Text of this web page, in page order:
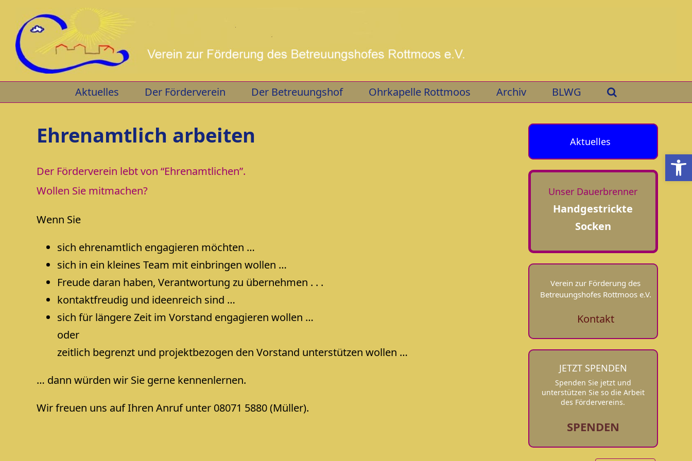
content
Aktuelles Der Förderverein Der Betreuungshof Ohrkapelle Rottmoos Archiv BLWG
Ehrenamtlich arbeiten
Der Förderverein lebt von “Ehrenamtlichen”.
Wollen Sie mitmachen?
Wenn Sie
sich ehrenamtlich engagieren möchten …
sich in ein kleines Team mit einbringen wollen …
Freude daran haben, Verantwortung zu übernehmen . . .
kontaktfreudig und ideenreich sind …
sich für längere Zeit im Vorstand engagieren wollen …
oder
zeitlich begrenzt und projektbezogen den Vorstand unterstützen wollen …
… dann würden wir Sie gerne kennenlernen.
Wir freuen uns auf Ihren Anruf unter 08071 5880 (Müller).
Aktuelles
Unser Dauerbrenner
Handgestrickte
Socken
Verein zur Förderung des
Betreuungshofes Rottmoos e.V.
Kontakt
JETZT SPENDEN
Spenden Sie jetzt und
unterstützen Sie so die Arbeit
des Fördervereins.
SPENDEN